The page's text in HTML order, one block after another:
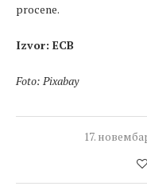
procene.
Izvor: ECB
Foto: Pixabay
17.